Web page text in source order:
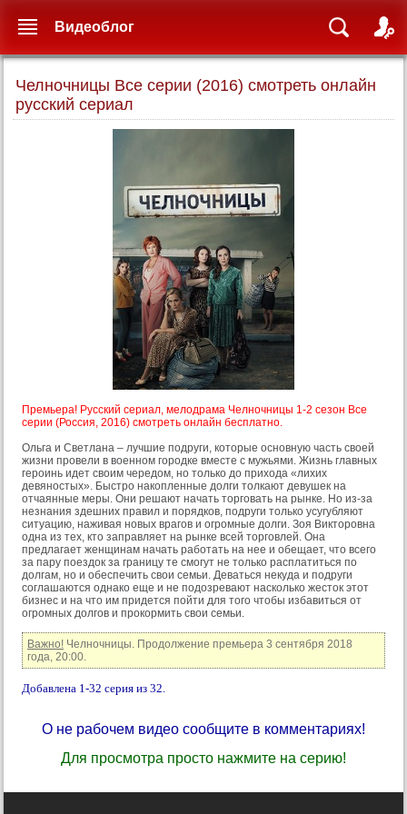
Челночницы Все серии (2016) смотреть онлайн
русский сериал
Премьера! Русский сериал, мелодрама Челночницы 1-2 сезон Все
серии (Россия, 2016) смотреть онлайн бесплатно.
Ольга и Светлана – лучшие подруги, которые основную часть своей
жизни провели в военном городке вместе с мужьями. Жизнь главных
героинь идет своим чередом, но только до прихода «лихих
девяностых». Быстро накопленные долги толкают девушек на
отчаянные меры. Они решают начать торговать на рынке. Но из-за
незнания здешних правил и порядков, подруги только усугубляют
ситуацию, наживая новых врагов и огромные долги. Зоя Викторовна
одна из тех, кто заправляет на рынке всей торговлей. Она
предлагает женщинам начать работать на нее и обещает, что всего
за пару поездок за границу те смогут не только расплатиться по
долгам, но и обеспечить свои семьи. Деваться некуда и подруги
соглашаются однако еще и не подозревают насколько жесток этот
бизнес и на что им придется пойти для того чтобы избавиться от
огромных долгов и прокормить свои семьи.
Важно! Челночницы. Продолжение премьера 3 сентября 2018
года, 20:00.
Добавлена 1-32 серия из 32.
О не рабочем видео сообщите в комментариях!
Для просмотра просто нажмите на серию!
Видеоблог